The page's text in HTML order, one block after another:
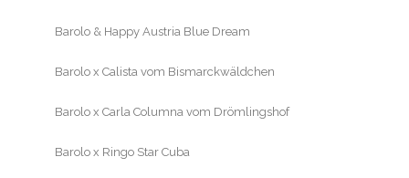
Barolo & Happy Austria Blue Dream
Barolo x Calista vom Bismarckwäldchen
Barolo x Carla Columna vom Drömlingshof
Barolo x Ringo Star Cuba